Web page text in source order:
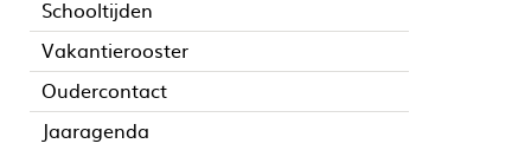
Schooltijden
Vakantierooster
Oudercontact
Jaaragenda